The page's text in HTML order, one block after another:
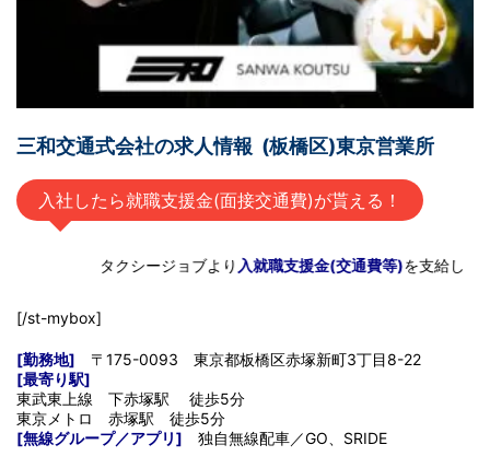
三和交通式会社の求人情報 (板橋区)東京営業所
入社したら就職支援金(面接交通費)が貰える！
タクシージョブより入就職支援金(交通費等)を支給します
[/st-mybox]
[勤務地] 〒175-0093 東京都板橋区赤塚新町3丁目8-22
[最寄り駅]
東武東上線 下赤塚駅 徒歩5分
東京メトロ 赤塚駅 徒歩5分
[無線グループ／アプリ]
独自無線配車／GO、SRIDE